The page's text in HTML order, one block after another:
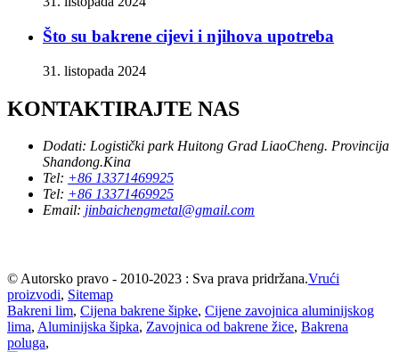
Što su bakrene cijevi i njihova upotreba
31. listopada 2024
KONTAKTIRAJTE NAS
Dodati: Logistički park Huitong Grad LiaoCheng. Provincija
Shandong.Kina
Tel: +86 13371469925
Tel: +86 13371469925
Email: jinbaichengmetal@gmail.com
© Autorsko pravo - 2010-2023 : Sva prava pridržana.Vrući
proizvodi, Sitemap
Bakreni lim, Cijena bakrene šipke, Cijene zavojnica aluminijskog
lima, Aluminijska šipka, Zavojnica od bakrene žice, Bakrena
poluga,